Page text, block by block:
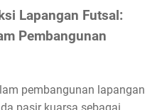
Lapangan Futsal:
Pembangunan
pembangunan lapangan